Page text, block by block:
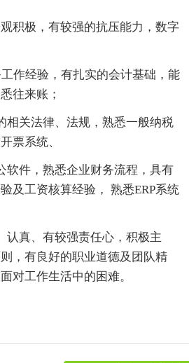
积极，有较强的抗压能力，数字
作经验，有扎实的会计基础，能
往来账；
相关法律、法规，熟悉一般纳税
票系统、
软件，熟悉企业财务流程，具有
及工资核算经验， 熟悉ERP系统
认真、有较强责任心，积极主
，有良好的职业道德及团队精
对工作生活中的困难。